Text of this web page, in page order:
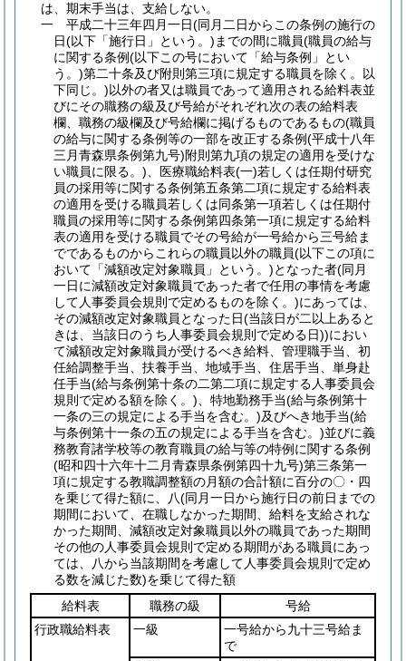
は、期末手当は、支給しない。
一
平成二十三年四月一日(同月二日からこの条例の施行の
日(以下「施行日」という。) までの間に職員(職員の給与
に関する条例(以下この号において「給与条例」とい
う。)第二十条及び附則第三項に規定する職員を除く。以
下同じ。)以外の者又は職員であって適用される給料表並
びにその職務の級及び号給がそれぞれ次の表の給料表
欄、職務の級欄及び号給欄に掲げるものであるもの(職員
の給与に関する条例等の一部を改正する条例(平成十八年
三月青森県条例第九号)附則第九項の規定の適用を受けな
い職員に限る。) 、医療職給料表(一)若しくは任期付研究
員の採用等に関する条例第五条第二項に規定する給料表
の適用を受ける職員若しくは同条第一項若しくは任期付
職員の採用等に関する条例第四条第一項に規定する給料
表の適用を受ける職員でその号給が一号給から三号給ま
でであるものからこれらの職員以外の職員(以下この項に
おいて「減額改定対象職員」という。)となった者(同月
一日に減額改定対象職員であった者で任用の事情を考慮
して人事委員会規則で定めるものを除く。)にあっては、
その減額改定対象職員となった日(当該日が二以上あると
きは、当該日のうち人事委員会規則で定める日))におい
て減額改定対象職員が受けるべき給料、管理職手当、初
任給調整手当、扶養手当、地域手当、住居手当、単身赴
任手当(給与条例第十条の二第二項に規定する人事委員会
規則で定める額を除く。) 、特地勤務手当(給与条例第十
一条の三の規定による手当を含む。)及びへき地手当(給
与条例第十一条の五の規定による手当を含む。)並びに義
務教育諸学校等の教育職員の給与等の特例に関する条例
(昭和四十六年十二月青森県条例第四十九号)第三条第一
項に規定する教職調整額の月額の合計額に百分の〇・四
を乗じて得た額に、八(同月一日から施行日の前日までの
期間において、在職しなかった期間、給料を支給されな
かった期間、減額改定対象職員以外の職員であった期間
その他の人事委員会規則で定める期間がある職員にあっ
ては、八から当該期間を考慮して人事委員会規則で定め
る数を減じた数)を乗じて得た額
給料表
職務の級
号給
行政職給料表
一級
一号給から九十三号給ま
で